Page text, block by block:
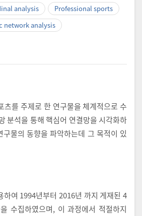
analysis
Professional sports
network analysis
츠를 주제로 한 연구물을 체계적으로 수
분석을 통해 핵심어 연결망을 시각화하
구물의 동향을 파악하는데 그 목적이 있
하여 1994년부터 2016년 까지 게재된 4
수집하였으며, 이 과정에서 적절하지